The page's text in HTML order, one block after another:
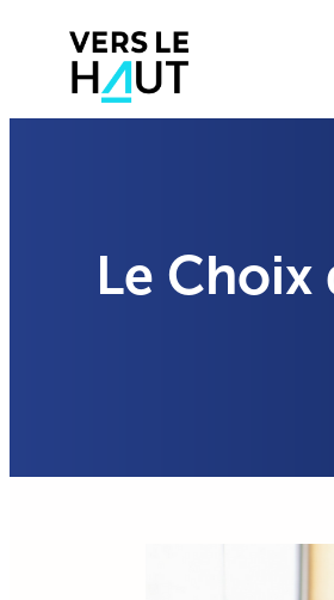
Le Choix